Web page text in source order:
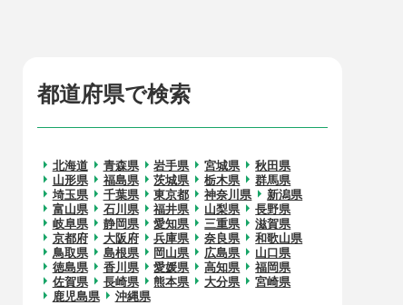
都道府県で検索
北海道 青森県 岩手県 宮城県
秋田県
山形県
福島県 茨城県 栃木県
群馬県
埼玉県
千葉県 東京都 神奈川県
新潟県
富山県
石川県 福井県 山梨県
長野県
岐阜県
静岡県 愛知県 三重県
滋賀県
京都府
大阪府 兵庫県 奈良県
和歌山県
鳥取県
島根県 岡山県 広島県
山口県
徳島県
香川県 愛媛県 高知県
福岡県
佐賀県
長崎県 熊本県 大分県
宮崎県
鹿児島県
沖縄県